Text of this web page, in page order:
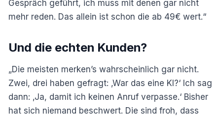
Gespräch geführt, ich muss mit denen gar nicht
mehr reden. Das allein ist schon die ab 49€ wert.“
Und die echten Kunden?
„Die meisten merken’s wahrscheinlich gar nicht.
Zwei, drei haben gefragt: ‚War das eine KI?‘ Ich sag
dann: ‚Ja, damit ich keinen Anruf verpasse.‘ Bisher
hat sich niemand beschwert. Die sind froh, dass